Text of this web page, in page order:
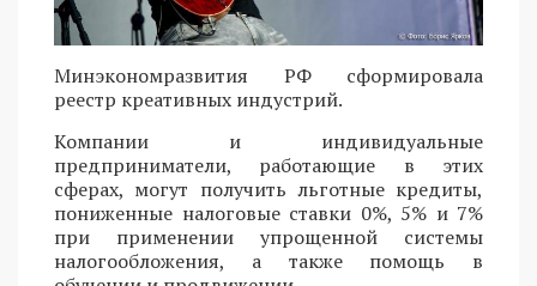
Минэкономразвития РФ сформировала
реестр креативных индустрий.
Компании и индивидуальные
предприниматели, работающие в этих
сферах, могут получить льготные кредиты,
пониженные налоговые ставки 0%, 5% и 7%
при применении упрощенной системы
налогообложения, а также помощь в